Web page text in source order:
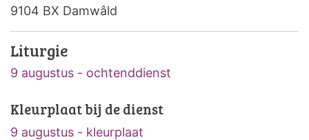
9104 BX Damwâld
Liturgie
9 augustus - ochtenddienst
Kleurplaat bij de dienst
9 augustus - kleurplaat